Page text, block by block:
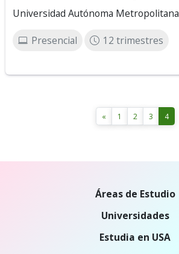
Universidad Autónoma Metropolitana
Presencial 12 trimestres
« 1 2 3 4
Áreas de Estudio
Universidades
Estudia en USA